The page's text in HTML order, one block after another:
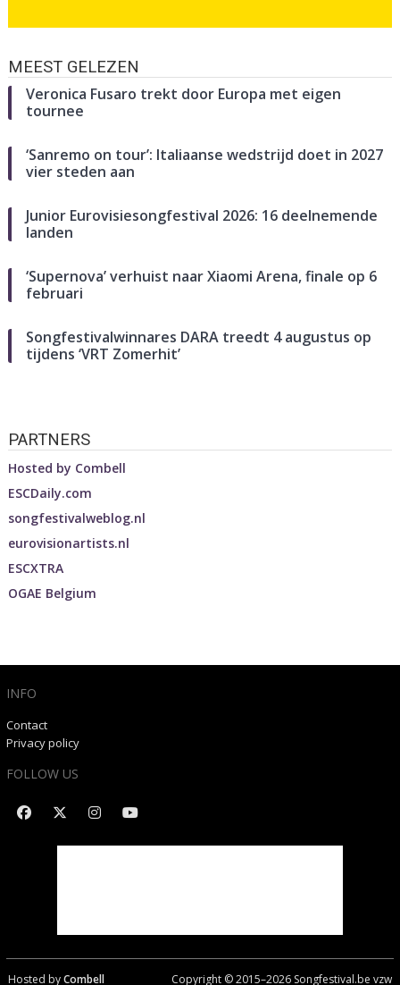
MEEST GELEZEN
Veronica Fusaro trekt door Europa met eigen
tournee
‘Sanremo on tour’: Italiaanse wedstrijd doet in 2027
vier steden aan
Junior Eurovisiesongfestival 2026: 16 deelnemende
landen
‘Supernova’ verhuist naar Xiaomi Arena, finale op 6
februari
Songfestivalwinnares DARA treedt 4 augustus op
tijdens ‘VRT Zomerhit’
PARTNERS
Hosted by Combell
ESCDaily.com
songfestivalweblog.nl
eurovisionartists.nl
ESCXTRA
OGAE Belgium
INFO
Contact
Privacy policy
FOLLOW US
Hosted byCombell Copyright © 2015–2026Songfestival.be vzw